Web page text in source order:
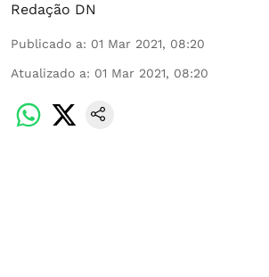
Redação DN
Publicado a: 01 Mar 2021, 08:20
Atualizado a: 01 Mar 2021, 08:20